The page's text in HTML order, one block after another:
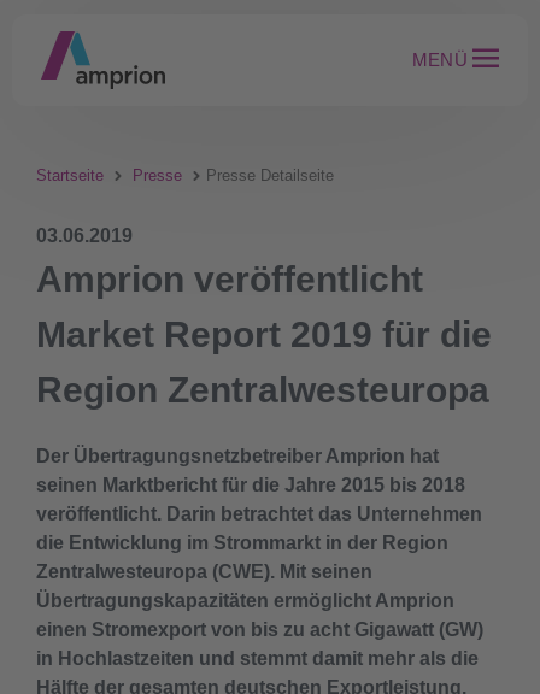
MENÜ
Startseite Presse Presse Detailseite
03.06.2019
Amprion veröffentlicht
Market Report 2019 für die
Region Zentralwesteuropa
Der Übertragungsnetzbetreiber Amprion hat
seinen Marktbericht für die Jahre 2015 bis 2018
veröffentlicht. Darin betrachtet das Unternehmen
die Entwicklung im Strommarkt in der Region
Zentralwesteuropa (CWE). Mit seinen
Übertragungskapazitäten ermöglicht Amprion
einen Stromexport von bis zu acht Gigawatt (GW)
in Hochlastzeiten und stemmt damit mehr als die
Hälfte der gesamten deutschen Exportleistung.